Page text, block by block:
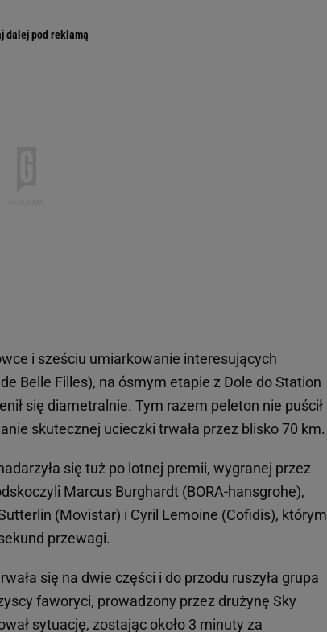
i sześciu umiarkowanie interesujących
Belle Filles), na ósmym etapie z Dole do Station
się diametralnie. Tym razem peleton nie puścił
skutecznej ucieczki trwała przez blisko 70 km.
się tuż po lotnej premii, wygranej przez
Marcus Burghardt (BORA-hansgrohe),
(Movistar) i Cyril Lemoine (Cofidis), którym
przewagi.
się na dwie części i do przodu ruszyła grupa
faworyci, prowadzony przez drużynę Sky
sytuację, zostając około 3 minuty za